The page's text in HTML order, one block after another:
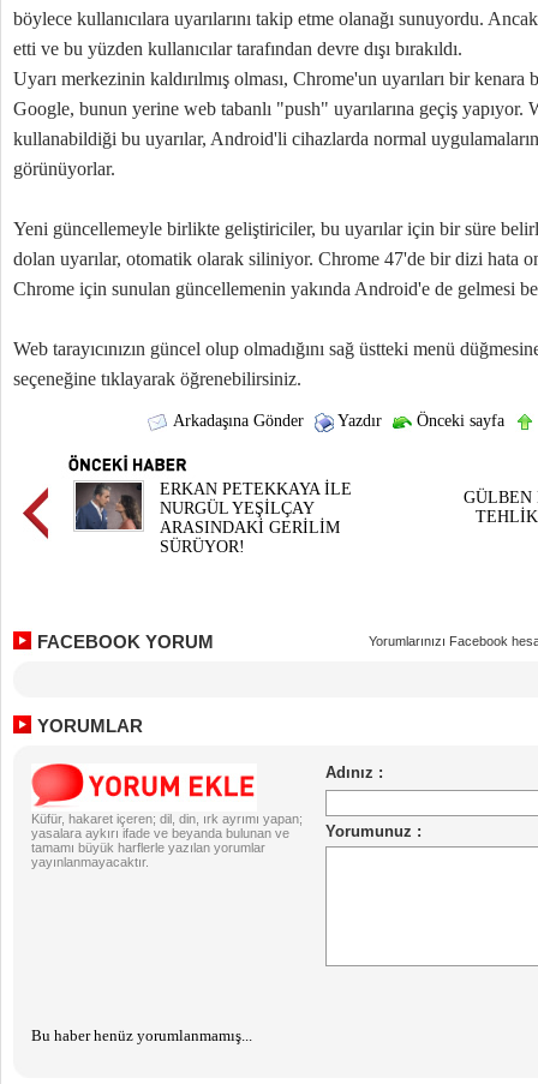
böylece kullanıcılara uyarılarını takip etme olanağı sunuyordu.
etti ve bu yüzden kullanıcılar tarafından devre dışı bırakıldı.
Uyarı merkezinin kaldırılmış olması, Chrome'un uyarıları bir kenara
Google, bunun yerine web tabanlı "push" uyarılarına geçiş yapıyor.
kullanabildiği bu uyarılar, Android'li cihazlarda normal uygulamaların
görünüyorlar.
Yeni güncellemeyle birlikte geliştiriciler, bu uyarılar için bir süre
dolan uyarılar, otomatik olarak siliniyor. Chrome 47'de bir dizi hata
Chrome için sunulan güncellemenin yakında Android'e de gelmesi
Web tarayıcınızın güncel olup olmadığını sağ üstteki menü
seçeneğine tıklayarak öğrenebilirsiniz.
Arkadaşına Gönder Yazdır Önceki sayfa
ERKAN PETEKKAYA İLE
NURGÜL YEŞİLÇAY
ARASINDAKİ GERİLİM
SÜRÜYOR!
GÜLBEN
FACEBOOK YORUM Yorumlarınızı Facebook
YORUMLAR
Küfür, hakaret içeren; dil, din, ırk ayrımı yapan;
yasalara aykırı ifade ve beyanda bulunan ve
tamamı büyük harflerle yazılan yorumlar
yayınlanmayacaktır.
Bu haber henüz yorumlanmamış...